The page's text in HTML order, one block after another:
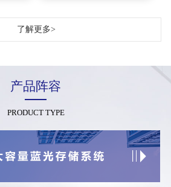
了解更多>
产品阵容
PRODUCT TYPE